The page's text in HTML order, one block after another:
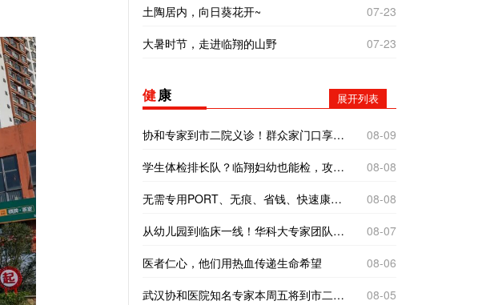
土陶居内，向日葵花开~
07-23
大暑时节，走进临翔的山野
07-23
健康 展开列表
协和专家到市二院义诊！群众家门口享受优质诊疗服务
08-09
学生体检排长队？临翔妇幼也能检，攻略来了→
08-08
无需专用PORT、无痕、省钱、快速康复！临沧市二院开展常规器械单孔腹腔镜手术
08-08
从幼儿园到临床一线！华科大专家团队全方位帮扶临翔妇幼
08-07
医者仁心，他们用热血传递生命希望
08-06
武汉协和医院知名专家本周五将到市二院义诊！
08-05